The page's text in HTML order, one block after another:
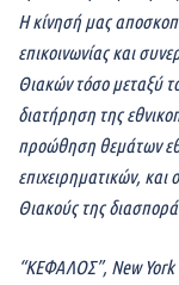
Η κίνησή μας
επικοινωνίας και
Θιακών τόσο μεταξύ
διατήρηση της
προώθηση θεμάτων
επιχειρηματικών,
Θιακούς της
“ΚΕΦΑΛΟΣ”, New York